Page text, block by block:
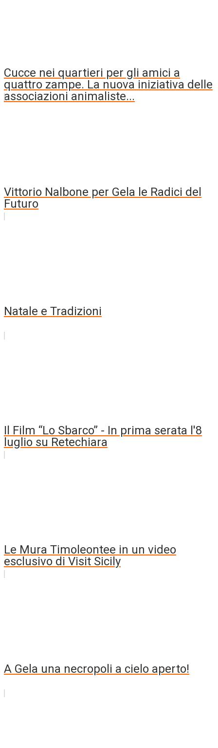
Cucce nei quartieri per gli amici a
quattro zampe. La nuova iniziativa delle
associazioni animaliste...
Vittorio Nalbone per Gela le Radici del
Futuro
Natale e Tradizioni
Il Film “Lo Sbarco” - In prima serata l'8
luglio su Retechiara
Le Mura Timoleontee in un video
esclusivo di Visit Sicily
A Gela una necropoli a cielo aperto!